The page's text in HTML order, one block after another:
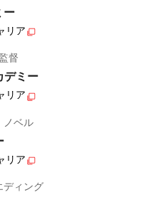
ー
リア
督
デミー
リア
ノベル
リア
ディング